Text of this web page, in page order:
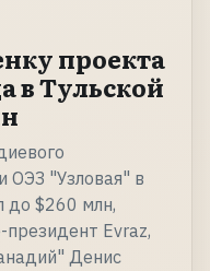
проекта
в Тульской
ОЭЗ "Узловая" в
до $260 млн,
Evraz,
Денис